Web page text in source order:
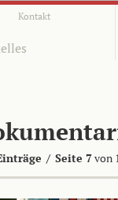
Kontakt
/ Seite 7von